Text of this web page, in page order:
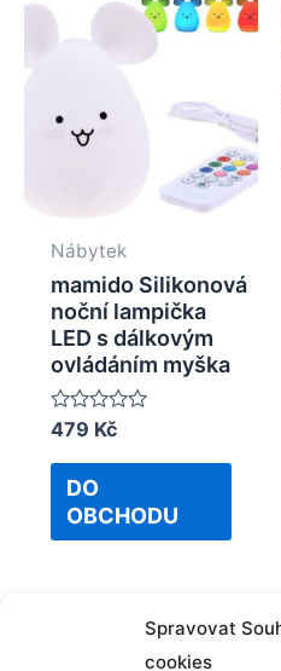
Spravovat
cookies
Nábytek
mamido Silikonová
noční lampička
LED s dálkovým
ovládáním myška
Rated
out
479 Kč
DO
OBCHODU